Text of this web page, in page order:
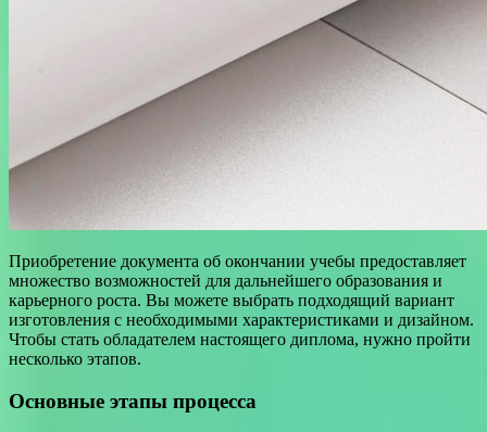
Приобретение документа об окончании учебы предоставляет
множество возможностей для дальнейшего образования и
карьерного роста. Вы можете выбрать подходящий вариант
изготовления с необходимыми характеристиками и дизайном.
Чтобы стать обладателем настоящего диплома, нужно пройти
несколько этапов.
Основные этапы процесса